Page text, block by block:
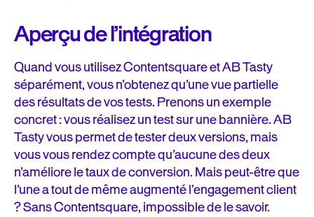
Aperçu de l’intégration
Quand vous utilisez Contentsquare et AB Tasty
séparément, vous n’obtenez qu’une vue partielle
des résultats de vos tests. Prenons un exemple
concret : vous réalisez un test sur une bannière. AB
Tasty vous permet de tester deux versions, mais
vous vous rendez compte qu’aucune des deux
n’améliore le taux de conversion. Mais peut-être que
l’une a tout de même augmenté l’engagement client
? Sans Contentsquare, impossible de le savoir.